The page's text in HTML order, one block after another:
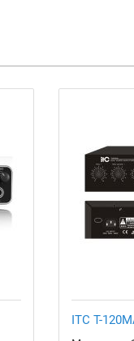
ITC T-